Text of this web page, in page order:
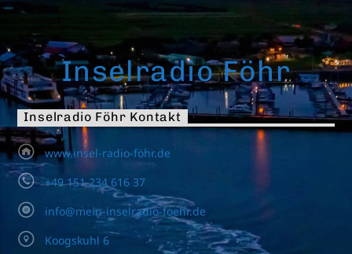
Inselradio Föhr
Inselradio Föhr Kontakt
www.insel-radio-föhr.de
+49 151 234 616 37
info@mein-inselradio-foehr.de
Koogskuhl 6